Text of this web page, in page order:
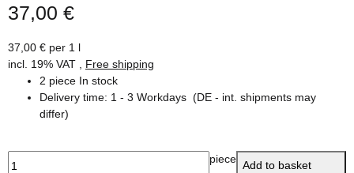
37,00 €
37,00 € per 1 l
incl. 19% VAT , Free shipping
2 piece In stock
Delivery time: 1 - 3 Workdays (DE - int. shipments may
differ)
piece Add to basket